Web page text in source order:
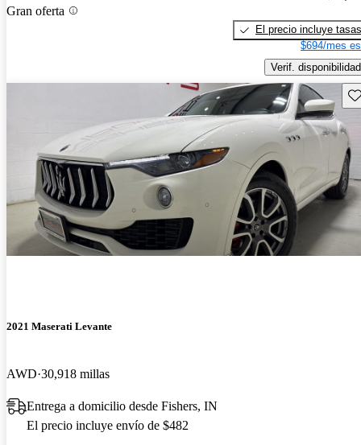
Gran oferta
El precio incluye tasas
$694/mes
Verif. disponibilidad
2021 Maserati Levante
AWD 30,918 millas
Entrega a domicilio desde Fishers, IN
El precio incluye envío de $482